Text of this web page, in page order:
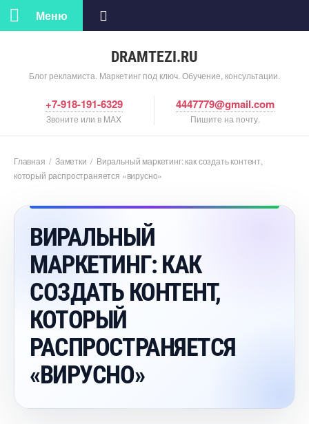
DRAMTEZI.RU
Блог рекламиста. Маркетинг под ключ. Обучение, консультации.
Меню
+7-918-191-6329
Звоните или в MAX
4447779@gmail.com
Пишите на почту.
Главная / Заметки / иральный маркетинг: как создать контент,
который распространяется «вирусно»
ИРАЛЬНЫЙ
МАРКЕТИНГ: КАК
СОЗДАТЬ КОНТЕНТ,
КОТОРЫЙ
РАСПРОСТРАНЯЕТСЯ
«ВИРУСНО»